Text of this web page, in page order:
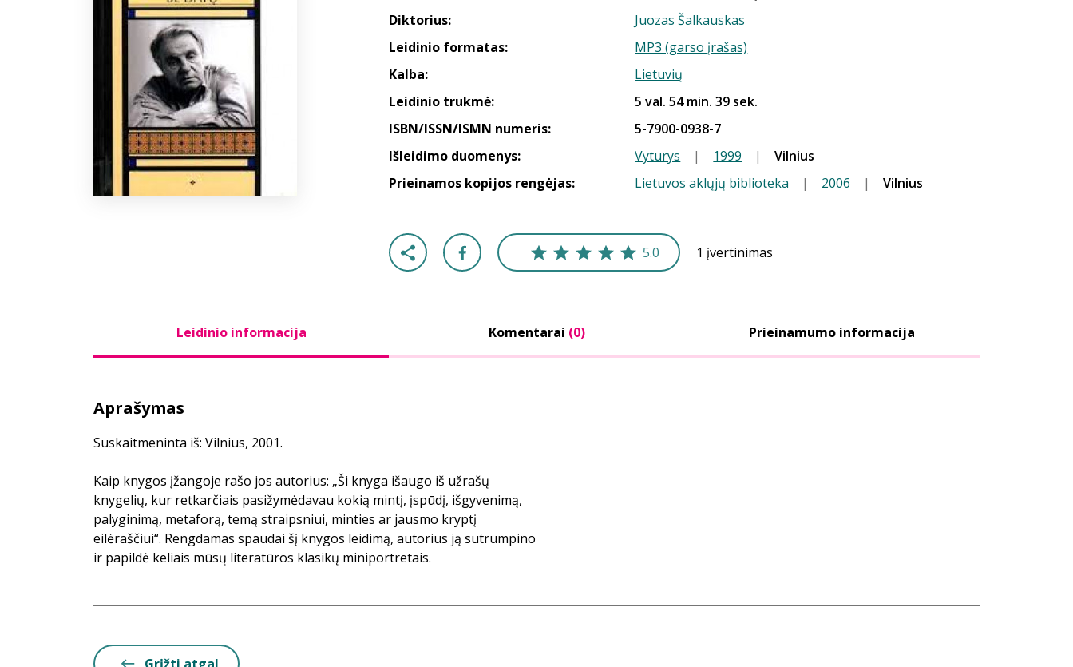
Diktorius:
Juozas Šalkauskas
Leidinio formatas:
MP3 (garso įrašas)
Kalba:
Lietuvių
Leidinio trukmė:
5 val. 54 min. 39 sek.
ISBN/ISSN/ISMN numeris:
5-7900-0938-7
Išleidimo duomenys:
Vyturys | 1999 |
Vilnius
Prieinamos kopijos rengėjas:
Lietuvos aklųjų biblioteka | 2006 | Vilnius
5.0 1 įvertinimas
Leidinio informacija Komentarai (0) Prieinamumo informacija
Aprašymas
Suskaitmeninta iš: Vilnius, 2001.
Kaip knygos įžangoje rašo jos autorius: „Ši knyga išaugo iš užrašų
knygelių, kur retkarčiais pasižymėdavau kokią mintį, įspūdį, išgyvenimą,
palyginimą, metaforą, temą straipsniui, minties ar jausmo kryptį
eilėraščiui“. Rengdamas spaudai šį knygos leidimą, autorius ją sutrumpino
ir papildė keliais mūsų literatūros klasikų miniportretais.